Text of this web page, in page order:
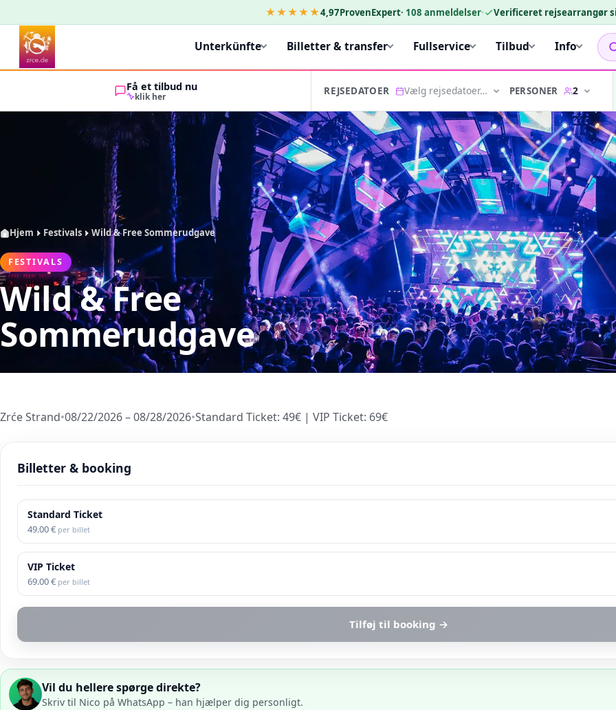
★★★★★4,97ProvenExpert· 108 anmeldelser· Verificeret rejsearrangør
Unterkünfte Billetter & transfer Fullservice Tilbud Info
Få et tilbud nu
klik her REJSEDATOER Vælg rejsedatoer… PERSONER 2
Hjem Festivals Wild & Free Sommerudgave
FESTIVALS
Wild & Free
Sommerudgave
Zrće Strand•08/22/2026 – 08/28/2026•Standard Ticket: 49€ | VIP Ticket: 69€
Billetter & booking
Standard Ticket
49.00€ per billet
VIP Ticket
69.00€ per billet
Tilføj til booking →
Vil du hellere spørge direkte?
Skriv til Nico på WhatsApp – han hjælper dig personligt.